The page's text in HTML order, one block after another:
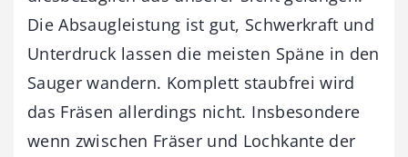
Die Absaugleistung ist gut, Schwerkraft und
Unterdruck lassen die meisten Späne in den
Sauger wandern. Komplett staubfrei wird
das Fräsen allerdings nicht. Insbesondere
wenn zwischen Fräser und Lochkante der